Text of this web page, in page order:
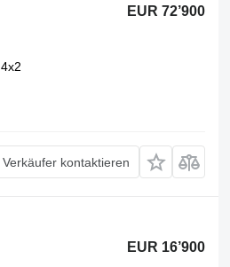
EUR 72’900
4x2
Verkäufer kontaktieren
EUR 16’900